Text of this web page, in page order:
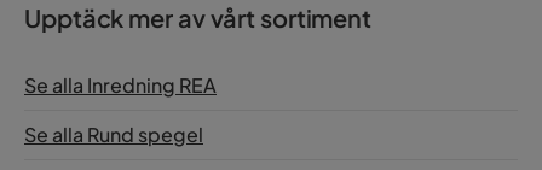
Upptäck mer av vårt sortiment
Se alla Inredning REA
Se alla Rund spegel